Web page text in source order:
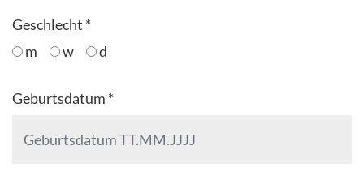
Geschlecht *
m
w d
Geburtsdatum *